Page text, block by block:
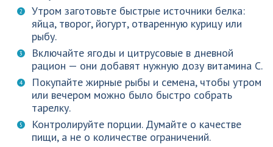
Утром заготовьте быстрые источники белка:
яйца, творог, йогурт, отваренную курицу или
рыбу.
Включайте ягоды и цитрусовые в дневной
рацион — они добавят нужную дозу витамина C.
Покупайте жирные рыбы и семена, чтобы утром
или вечером можно было быстро собрать
тарелку.
Контролируйте порции. Думайте о качестве
пищи, а не о количестве ограничений.